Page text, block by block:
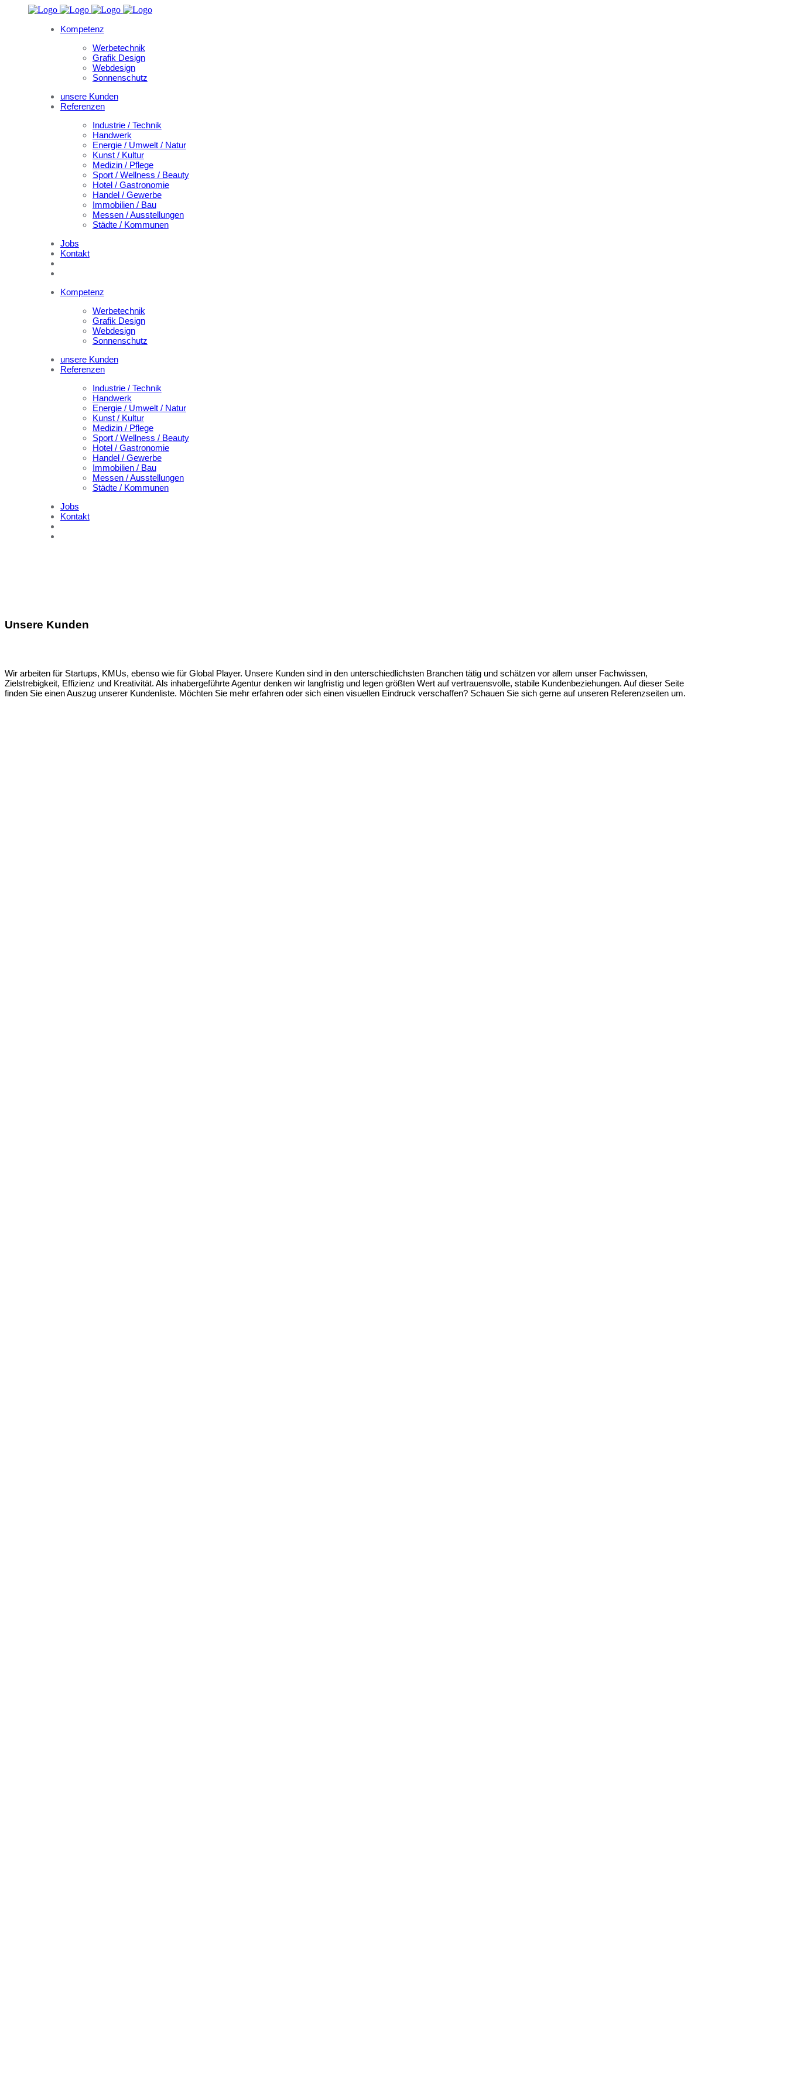
Kompetenz
Werbetechnik
Grafik Design
Webdesign
Sonnenschutz
unsere Kunden
Referenzen
Industrie / Technik
Handwerk
Energie / Umwelt / Natur
Kunst / Kultur
Medizin / Pflege
Sport / Wellness / Beauty
Hotel / Gastronomie
Handel / Gewerbe
Immobilien / Bau
Messen / Ausstellungen
Städte / Kommunen
Jobs
Kontakt
Kompetenz
Werbetechnik
Grafik Design
Webdesign
Sonnenschutz
unsere Kunden
Referenzen
Industrie / Technik
Handwerk
Energie / Umwelt / Natur
Kunst / Kultur
Medizin / Pflege
Sport / Wellness / Beauty
Hotel / Gastronomie
Handel / Gewerbe
Immobilien / Bau
Messen / Ausstellungen
Städte / Kommunen
Jobs
Kontakt
Unsere Kunden
Wir arbeiten für Startups, KMUs, ebenso wie für Global Player. Unsere Kunden sind in den unterschiedlichsten Branchen tätig und schätzen vor allem unser Fachwissen,
Zielstrebigkeit, Effizienz und Kreativität. Als inhabergeführte Agentur denken wir langfristig und legen größten Wert auf vertrauensvolle, stabile Kundenbeziehungen. Auf dieser Seite
finden Sie einen Auszug unserer Kundenliste. Möchten Sie mehr erfahren oder sich einen visuellen Eindruck verschaffen? Schauen Sie sich gerne auf unseren Referenzseiten um.